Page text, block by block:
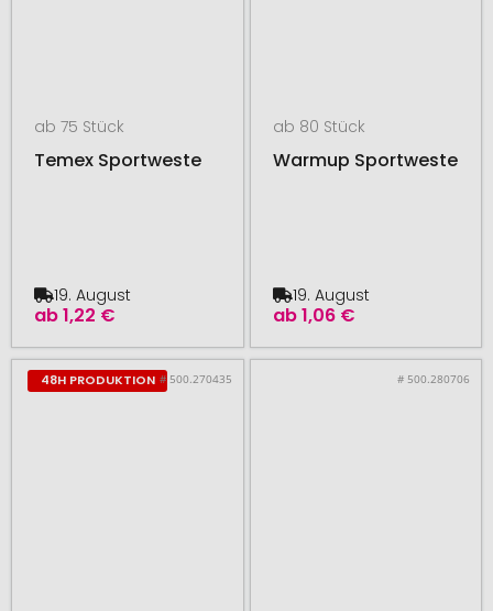
ab 75 Stück
Temex Sportweste
ab1,22 €
19. August
ab 80 Stück
Warmup Sportweste
ab1,06 €
19. August
48H PRODUKTION # 500.270435 # 500.280706